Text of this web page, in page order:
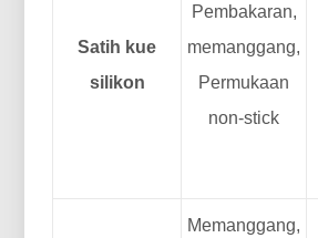
Satih kue
silikon
Pembakaran,
memanggang,
Permukaan
non-stick
Memanggang,